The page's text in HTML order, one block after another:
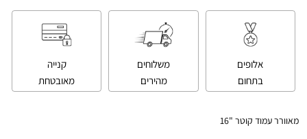
אלופים
בתחום
משלוחים
מהירים
קנייה
מאובטחת
מאוורר עמוד קוטר "16